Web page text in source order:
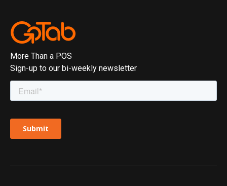
More Than a POS
Sign-up to our bi-weekly newsletter